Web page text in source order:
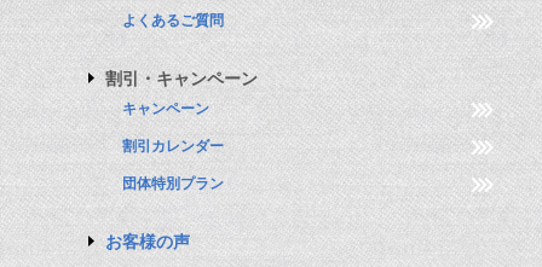
よくあるご質問
割引・キャンペーン
キャンペーン
割引カレンダー
団体特別プラン
お客様の声